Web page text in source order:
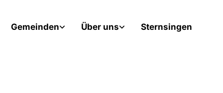
Gemeinden Über uns Sternsingen